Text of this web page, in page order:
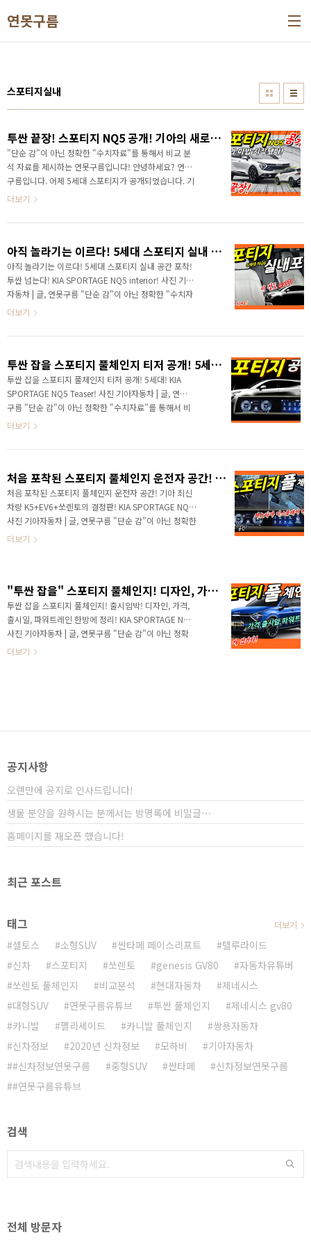
연못구름
스포티지실내
투싼 끝장! 스포티지 NQ5 공개! 기아의 새로운 도전이 시작됐다! KIA Sportage Design! VS Hyundai Tucson사진 기아자동차 | 글, 연못구름
"단순 감"이 아닌 정확한 "수치자료"를 통해서 비교 분
석 자료를 제시하는 연못구름입니다! 안녕하세요? 연못
구름입니다. 어제 5세대 스포티지가 공개되었습니다. 기
존에 없었던 디자인을 만든 기아차의 디자인 실력은 이
시면 보다 세부적인 정보를 얻을 수 있습니다. 파격적이
입니다. 출처: https://lastzone.tistory.com/1797
[연못구름] 어떤 경쟁력을 갖추고 있는지.. 영상으로 준
비했습니다. # 스포티지 실내 공간도 함께 보세요! 신차
정보를 가장 빠르고 정확하게 얻는 방법 아시죠? (상단
면 연못구름 유튜브 채널에서"구독"과 ..
더보기
아직 놀라기는 이르다! 5세대 스포티지 실내 공간 포착! 투싼 넘는다! KIA SPORTAGE NQ5 interior!
아직 놀라기는 이르다! 5세대 스포티지 실내 공간 포착!
투싼 넘는다! KIA SPORTAGE NQ5 interior! 사진 기아
자동차 | 글, 연못구름 "단순 감"이 아닌 정확한 "수치자
료"를 통해서 비교 분석 자료를 제시하는 연못구름입니
대 스포티지 공식 티저가 공개되었습니다. 저는 소식을
나요? 신차 정보를 알려드리는 입장에서 새롭게 출시될
신차에 익숙한 편인데, 5세대 스포티지 티저를 보고 놀랐
습니다. 이런 것을 작정하고 만들었다고 표현하죠? 최근
기아의 움직임 때문에 대한민국 시장에서 지각 변동을 일
상도 살짝 공개가 되었어요! 마치.. 영..
더보기
투싼 잡을 스포티지 풀체인지 티저 공개! 5세대! KIA SPORTAGE NQ5 Teaser!
투싼 잡을 스포티지 풀체인지 티저 공개! 5세대! KIA
SPORTAGE NQ5 Teaser! 사진 기아자동차 | 글, 연못
구름 "단순 감"이 아닌 정확한 "수치자료"를 통해서 비
교 분석 자료를 제시하는 연못구름입니다! 안녕하세요?
포티지 티저가 공개되었습니다. 먼저 공개된 티저부터
니 6년이 되었는데, 4세대 모델이죠? # 영상으로 보시
면 보다 세부적인 정보를 얻을 수 있습니다 경쟁 차량인
투싼 보다 한 세대 빠른 차량인 스포티지인데, 1993년
에 1세대가 출시되고 지금까지 글로벌에서 600만 대를
번 5세대를 통해서 1000만 대에 도전하게 ..
더보기
처음 포착된 스포티지 풀체인지 운전자 공간! 기아 최신 차량 K5+EV6+쏘렌토의 결정판! KIA SPORTAGE NQ5
처음 포착된 스포티지 풀체인지 운전자 공간! 기아 최신
차량 K5+EV6+쏘렌토의 결정판! KIA SPORTAGE NQ5
사진 기아자동차 | 글, 연못구름 "단순 감"이 아닌 정확한
"수치자료"를 통해서 비교 분석 자료를 제시하는 연못구
데, 실내는 어떤 디자인으로 출시가 될지 함께 살펴보시
죠 # 영상으로 보시면 보다 세부적인 정보를 얻을 수 있
습니다 안녕하세요? 연못구름입니다! 올해 기아는 작년
에 이어서 국내 자동차 시장의 판을 뒤집을 정도로 멋진
모습을 보여주고 있습니다. 작년에 K5와 쏘렌토가 쏘나
타와 싼타페를 뛰어넘는 파격을 보여..
더보기
"투싼 잡을" 스포티지 풀체인지! 디자인, 가격, 출시일, 파워트레인 한방에 정리! KIA SPORTAGE NQ5
투싼 잡을 스포티지 풀체인지! 출시임박! 디자인, 가격,
출시일, 파워트레인 한방에 정리! KIA SPORTAGE NQ5
사진 기아자동차 | 글, 연못구름 "단순 감"이 아닌 정확
한 "수치자료"를 통해서 비교 분석 자료를 제시하는 연
점 수준에서 치열하게 경쟁하게 될 것 같습니다. ▲
# 영상으로 보시면 보다 세부적인 정..
더보기
공지사항
오랜만에 공지로 인사드립니다!
생물 분양을 원하시는 분께서는 방명록에 비밀글⋯
홈페이지를 재오픈 했습니다!
최근 포스트
태그
셀토스 소형SUV 싼타페 페이스리프트
텔루라이드
신차
스포티지 쏘렌토 genesis GV80
자동차유튜버
쏘렌토 풀체인지
비교분석 현대자동차
제네시스
대형SUV
연못구름유튜브 투싼 풀체인지
제네시스 gv80
카니발
팰리세이드 카니발 풀체인지
쌍용자동차
신차정보
2020년 신차정보 모하비
기아자동차
#신차정보연못구름
중형SUV 싼타페
신차정보연못구름
#연못구름유튜브
더보기
검색
전체 방문자